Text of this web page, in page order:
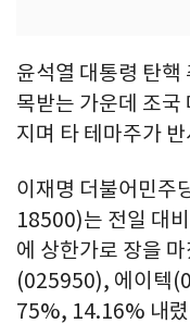
윤석열 대통령 탄핵
목받는 가운데 조국
지며 타 테마주가
이재명 더불어민주
18500)는 전일 대
에 상한가로 장을
(025950), 에이텍
75%, 14.16% 내